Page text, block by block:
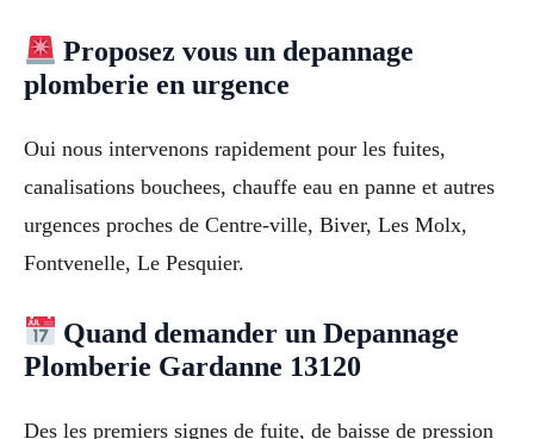
Proposez vous un depannage
plomberie en urgence
Oui nous intervenons rapidement pour les fuites,
canalisations bouchees, chauffe eau en panne et autres
urgences proches de Centre-ville, Biver, Les Molx,
Fontvenelle, Le Pesquier.
Quand demander un Depannage
Plomberie Gardanne 13120
Des les premiers signes de fuite, de baisse de pression